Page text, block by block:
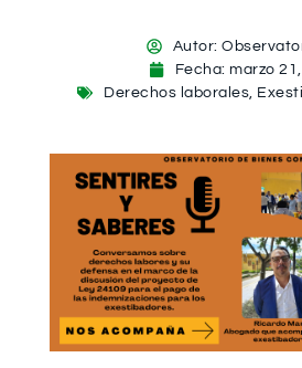
Autor:
Fecha: marzo
Derechos laborales